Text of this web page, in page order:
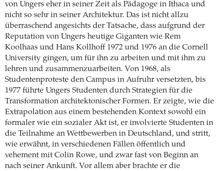
von Ungers eher in seiner Zeit als Pädagoge in Ithaca und
nicht so sehr in seiner Architektur. Das ist nicht allzu
überraschend angesichts der Tatsache, dass aufgrund der
Reputation von Ungers heutige Giganten wie Rem
Koolhaas und Hans Kollhoff 1972 und 1976 an die Cornell
University gingen, um für ihn zu arbeiten und mit ihm zu
lehren und zusammenzuarbeiten. Von 1968, als
Studentenproteste den Campus in Aufruhr versetzten, bis
1977 führte Ungers Studenten durch Strategien für die
Transformation architektonischer Formen. Er zeigte, wie die
Extrapolation aus einem bestehenden Kontext sowohl ein
formaler wie ein sozialer Akt ist, er involvierte Studenten in
die Teilnahme an Wettbewerben in Deutschland, und stritt,
wie erwähnt, in verschiedenen Fällen öffentlich und
vehement mit Colin Rowe, und zwar fast von Beginn an
nach seiner Ankunft. Vor allem aber brachte er die